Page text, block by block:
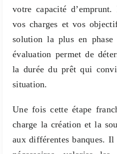
votre capacité
vos charges et vos
solution la plus en phase
évaluation permet de
la durée du prêt qui
situation.
Une fois cette étape
charge la création et la
aux différentes banques. Il